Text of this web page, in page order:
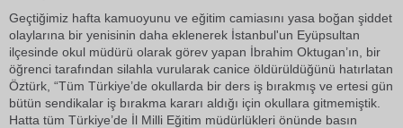
Geçtiğimiz hafta kamuoyunu ve eğitim camiasını yasa boğan şiddet
olaylarına bir yenisinin daha eklenerek İstanbul'un Eyüpsultan
ilçesinde okul müdürü olarak görev yapan İbrahim Oktugan’ın, bir
öğrenci tarafından silahla vurularak canice öldürüldüğünü hatırlatan
Öztürk, “Tüm Türkiye’de okullarda bir ders iş bırakmış ve ertesi gün
bütün sendikalar iş bırakma kararı aldığı için okullara gitmemiştik.
Hatta tüm Türkiye’de İl Milli Eğitim müdürlükleri önünde basın